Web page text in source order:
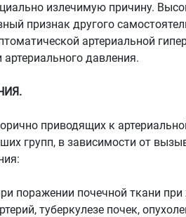
излечимую причину.
признак другого
артериальной
давления.
приводящих к
групп, в зависимости от
поражении почечной ткани
туберкулезе почек,